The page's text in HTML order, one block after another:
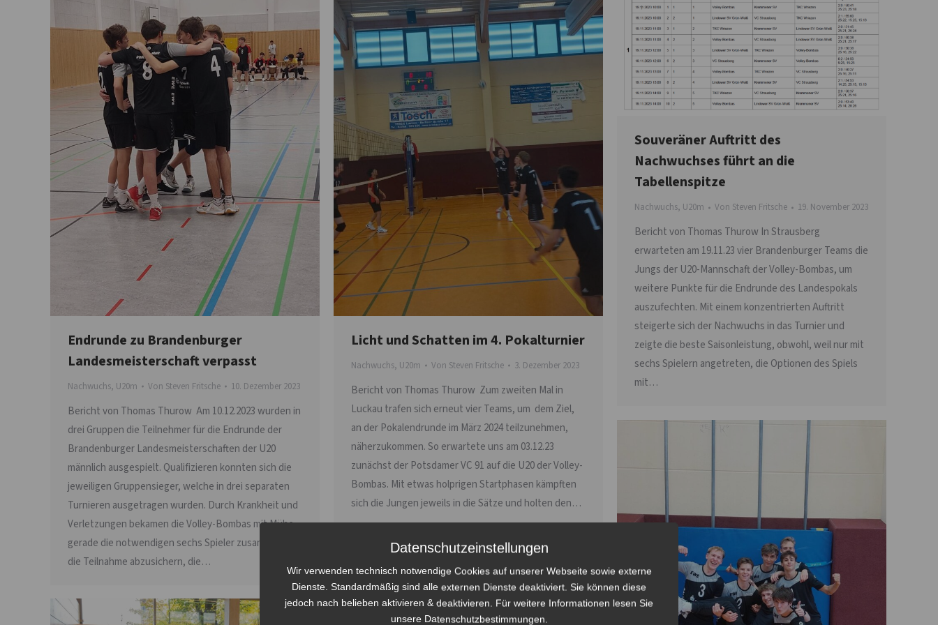
Endrunde zu Brandenburger
Landesmeisterschaft verpasst
Nachwuchs, U20m Von Steven Fritsche 10. Dezember 2023
Bericht von Thomas Thurow Am 10.12.2023 wurden in
drei Gruppen die Teilnehmer für die Endrunde der
Brandenburger Landesmeisterschaften der U20
männlich ausgespielt. Qualifizieren konnten sich die
jeweiligen Gruppensieger, welche in drei separaten
Turnieren ausgetragen wurden. Durch Krankheit und
Verletzungen bekamen die Volley-Bombas mit Mühe
gerade die notwendigen sechs Spieler zusammen, um
die Teilnahme abzusichern, die…
Licht und Schatten im 4. Pokalturnier
Nachwuchs, U20m Von Steven Fritsche 3. Dezember 2023
Bericht von Thomas Thurow Zum zweiten Mal in
Luckau trafen sich erneut vier Teams, um dem Ziel,
an der Pokalendrunde im März 2024 teilzunehmen,
näherzukommen. So erwartete uns am 03.12.23
zunächst der Potsdamer VC 91 auf die U20 der Volley-
Bombas. Mit etwas holprigen Startphasen kämpften
sich die Jungen jeweils in die Sätze und holten den…
Souveräner Auftritt des
Nachwuchses führt an die
Tabellenspitze
Nachwuchs, U20m Von Steven Fritsche 19. November 2023
Bericht von Thomas Thurow In Strausberg
erwarteten am 19.11.23 vier Brandenburger Teams die
Jungs der U20-Mannschaft der Volley-Bombas, um
weitere Punkte für die Endrunde des Landespokals
auszufechten. Mit einem konzentrierten Auftritt
steigerte sich der Nachwuchs in das Turnier und
zeigte die beste Saisonleistung, obwohl, weil nur mit
sechs Spielern angetreten, die Optionen des Spiels
mit…
Datenschutzeinstellungen
Wir verwenden technisch notwendige Cookies auf unserer Webseite sowie externe
Dienste. Standardmäßig sind alle externen Dienste deaktiviert. Sie können diese
jedoch nach belieben aktivieren & deaktivieren. Für weitere Informationen lesen Sie
unsere Datenschutzbestimmungen.